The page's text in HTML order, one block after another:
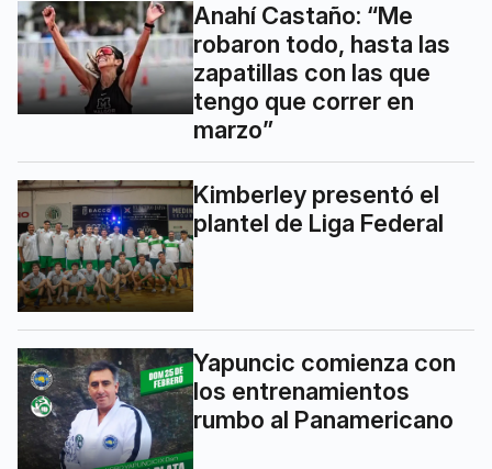
Anahí Castaño: “Me
robaron todo, hasta las
zapatillas con las que
tengo que correr en
marzo”
Kimberley presentó el
plantel de Liga Federal
Yapuncic comienza con
los entrenamientos
rumbo al Panamericano